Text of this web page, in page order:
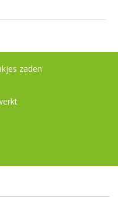
zaden